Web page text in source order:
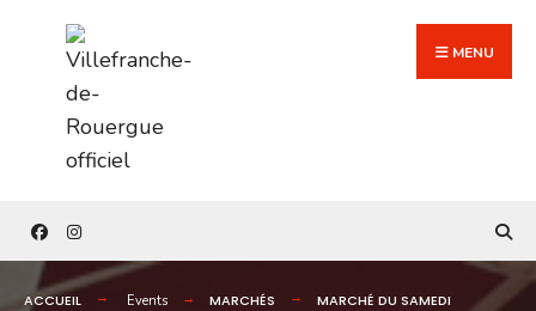
content
MENU
ACCUEIL Events MARCHÉS MARCHÉ DU SAMEDI
for: